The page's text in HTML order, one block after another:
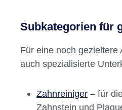
Langlebigkeit
Vielfalt an Formen
individuelle
Leicht zu reinigen
Dentalbedarf